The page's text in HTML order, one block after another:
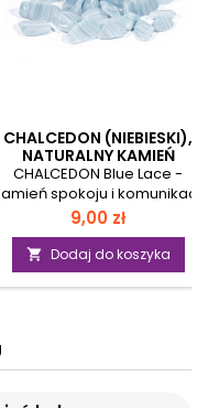
CHALCEDON (NIEBIESKI),
NATURALNY KAMIEŃ
BĘBNOWANY (2 - 3 CM)
CHALCEDON Blue Lace -
spokoju i komunikacji
- naturalny kamień
bębnowany Kamienie zostały
poddane procesowi
bębnowania, oszlifowane za
proszków ściernych
niepowtarzalnym
Cena
9,00 zł
 Dodaj do koszyka